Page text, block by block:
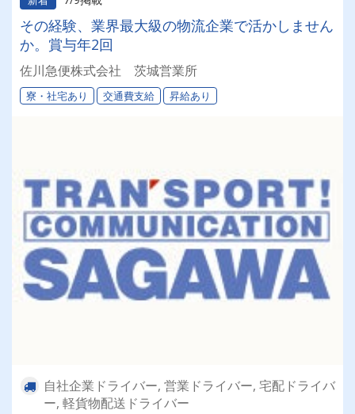
その経験、業界最大級の物流企業で活かしません
か。賞与年2回
佐川急便株式会社 茨城営業所
寮・社宅あり 交通費支給 昇給あり
自社企業ドライバー, 営業ドライバー, 宅配ドライバ
ー, 軽貨物配送ドライバー